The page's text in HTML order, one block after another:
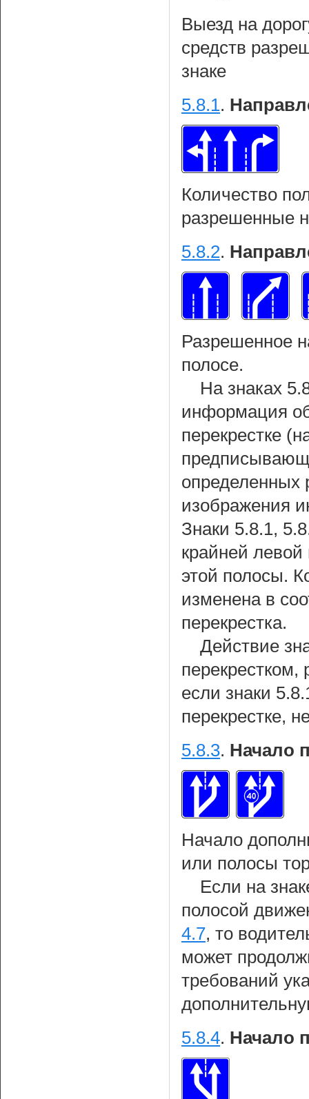
Выезд на
средств
знаке
5.8.1.
Количество
разрешенные
5.8.2.
Разрешенное
полосе.
На знаках
информация
перекрестке
определенных
изображения
Знаки 5.8.1,
крайней
этой полосы.
изменена в
перекрестка.
Действие
перекрестком,
если знаки
перекрестке,
5.8.3. Начало
Начало
или полосы
Если на
полосой
4.7, то
может
требований
5.8.4. Начало